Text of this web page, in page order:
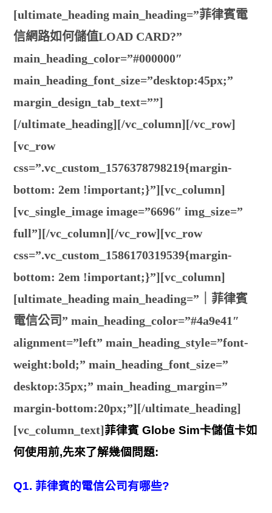
[ultimate_heading main_heading=”菲律賓電
信網路如何儲值LOAD CARD?”
main_heading_color=”#000000″
main_heading_font_size=”desktop:45px;”
margin_design_tab_text=””]
[/ultimate_heading][/vc_column][/vc_row]
[vc_row
css=”.vc_custom_1576378798219{margin-
bottom: 2em !important;}”][vc_column]
[vc_single_image image=”6696″ img_size=”
full”][/vc_column][/vc_row][vc_row
css=”.vc_custom_1586170319539{margin-
bottom: 2em !important;}”][vc_column]
[ultimate_heading main_heading=”｜菲律賓
電信公司” main_heading_color=”#4a9e41″
alignment=”left” main_heading_style=”font-
weight:bold;” main_heading_font_size=”
desktop:35px;” main_heading_margin=”
margin-bottom:20px;”][/ultimate_heading]
[vc_column_text]菲律賓 Globe Sim卡儲值卡如
何使用前,先來了解幾個問題:
Q1. 菲律賓的電信公司有哪些?